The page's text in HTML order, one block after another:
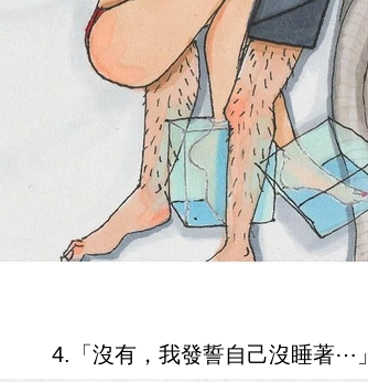
4.「沒有，我發誓自己沒睡著⋯」